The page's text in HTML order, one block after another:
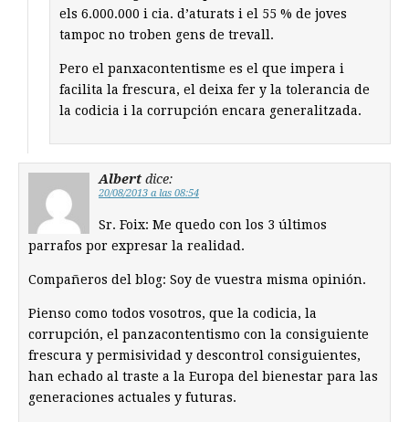
els 6.000.000 i cia. d’aturats i el 55 % de joves
tampoc no troben gens de trevall.
Pero el panxacontentisme es el que impera i
facilita la frescura, el deixa fer y la tolerancia de
la codicia i la corrupción encara generalitzada.
Albert dice:
20/08/2013 a las 08:54
Sr. Foix: Me quedo con los 3 últimos
parrafos por expresar la realidad.
Compañeros del blog: Soy de vuestra misma opinión.
Pienso como todos vosotros, que la codicia, la
corrupción, el panzacontentismo con la consiguiente
frescura y permisividad y descontrol consiguientes,
han echado al traste a la Europa del bienestar para las
generaciones actuales y futuras.